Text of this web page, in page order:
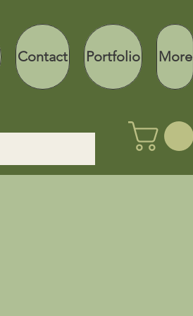
Contact Portfolio More